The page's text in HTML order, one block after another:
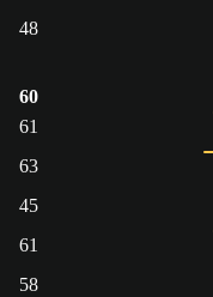
48
60
61
63
45
61
58